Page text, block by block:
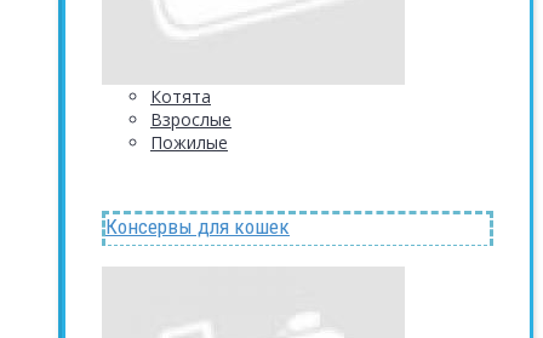
Котята
Взрослые
Пожилые
Консервы для кошек